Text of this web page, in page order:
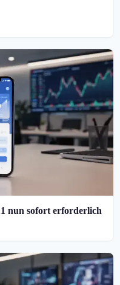
nun sofort erforderlich